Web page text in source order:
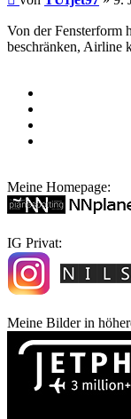
Von der Fensterform
beschränken, Airline
Meine Homepage:
IG Privat:
Meine Bilder in